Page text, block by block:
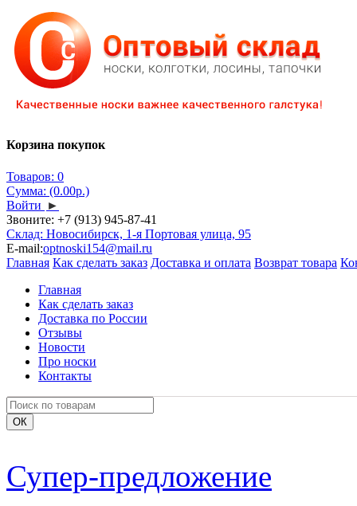
Корзина покупок
Товаров: 0
Сумма: (0.00р.)
Войти ►
Звоните: +7 (913) 945-87-41
Склад: Новосибирск, 1-я Портовая улица, 95
E-mail:optnoski154@mail.ru
Главная Как сделать заказ Доставка и оплата Возврат товара
Главная
Как сделать заказ
Доставка по России
Отзывы
Новости
Про носки
Контакты
Супер-предложение